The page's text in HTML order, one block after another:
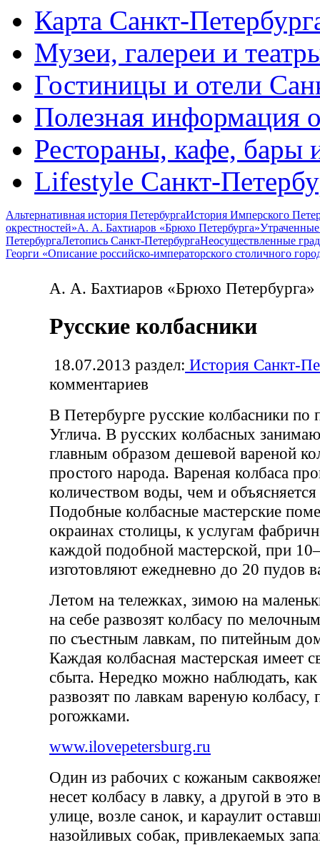
Карта Санкт-
Музеи, галереи и
Гостиницы и отели
Полезная информация
Рестораны, кафе, бары
Lifestyle Санкт-
Альтернативная история ПетербургаИстория Имперского
окрестностей»А. А. Бахтиаров «Брюхо Петербурга»
ПетербургаЛетопись Санкт-ПетербургаНеосуществленные
Георги «Описание российско-императорского столичного
А. А. Бахтиаров «Брюхо Петербурга»
Русские колбасники
18.07.2013 раздел: История Санкт-
комментариев
В Петербурге русские колбасники по
Углича. В русских колбасных
главным образом дешевой вареной
простого народа. Вареная колбаса
количеством воды, чем и
Подобные колбасные мастерские
окраинах столицы, к услугам
каждой подобной мастерской, при
изготовляют ежедневно до 20 пудов
Летом на тележках, зимою на
на себе развозят колбасу по
по съестным лавкам, по питейным
Каждая колбасная мастерская имеет
сбыта. Нередко можно наблюдать,
развозят по лавкам вареную
рогожками.
www.ilovepetersburg.ru
Один из рабочих с кожаным
несет колбасу в лавку, а другой в это
улице, возле санок, и караулит
назойливых собак, привлекаемых